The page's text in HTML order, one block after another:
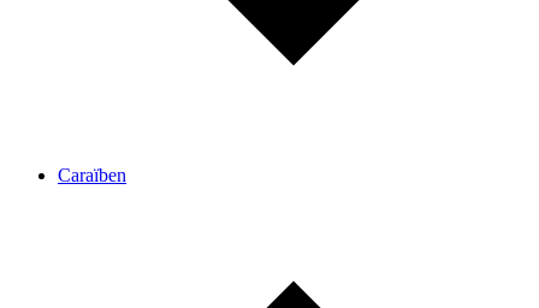
Caraïben